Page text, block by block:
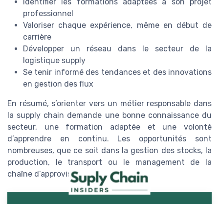
professionnel
Valoriser chaque expérience, même en début de
carrière
Développer un réseau dans le secteur de la
logistique supply
Se tenir informé des tendances et des innovations
en gestion des flux
En résumé, s’orienter vers un métier responsable dans
la supply chain demande une bonne connaissance du
secteur, une formation adaptée et une volonté
d’apprendre en continu. Les opportunités sont
nombreuses, que ce soit dans la gestion des stocks, la
production, le transport ou le management de la
chaîne d’approvisionnement.